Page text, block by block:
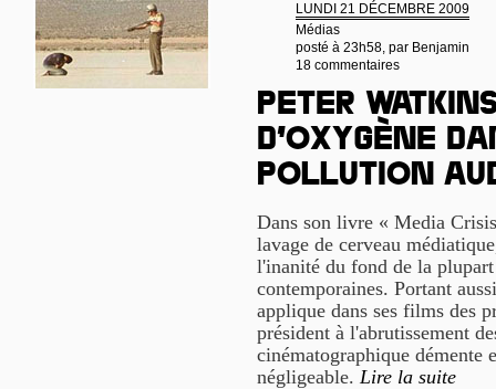
LUNDI 21 DÉCEMBRE 2009
Médias
posté à 23h58, par Benjamin
18 commentaires
Peter
d’oxygène
pollution
Dans son livre « Media
lavage de cerveau
l'inanité du fond de la
contemporaines. Portant
applique dans ses films des
président à l'abrutissement
cinématographique
négligeable. Lire la suite